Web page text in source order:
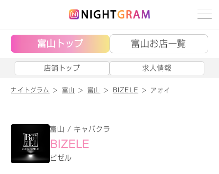
富山トップ 富山お店一覧
店舗トップ 求人情報
ナイトグラム 富山 富山 BIZELE アオイ
富山 / キャバクラ
BIZELE
ビゼル